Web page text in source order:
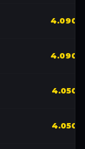
4.090
4.090
4.050
4.050